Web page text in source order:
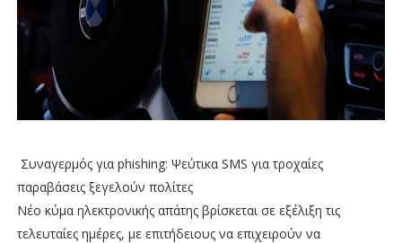
Συναγερμός για phishing: Ψεύτικα SMS για τροχαίες
παραβάσεις ξεγελούν πολίτες
Νέο κύμα ηλεκτρονικής απάτης βρίσκεται σε εξέλιξη τις
τελευταίες ημέρες, με επιτήδειους να επιχειρούν να